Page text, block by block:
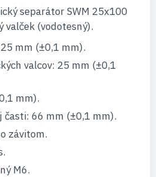
separátor SWM 25x100
valček (vodotesný).
mm (±0,1 mm).
valcov: 25 mm (±0,1
mm).
66 mm (±0,1 mm).
závitom.
M6.